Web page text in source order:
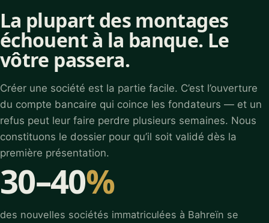
La plupart des montages
échouent à la banque. Le
vôtre passera.
Créer une société est la partie facile. C’est l’ouverture
du compte bancaire qui coince les fondateurs — et un
refus peut leur faire perdre plusieurs semaines. Nous
constituons le dossier pour qu’il soit validé dès la
première présentation.
30–40%
des nouvelles sociétés immatriculées à Bahreïn se